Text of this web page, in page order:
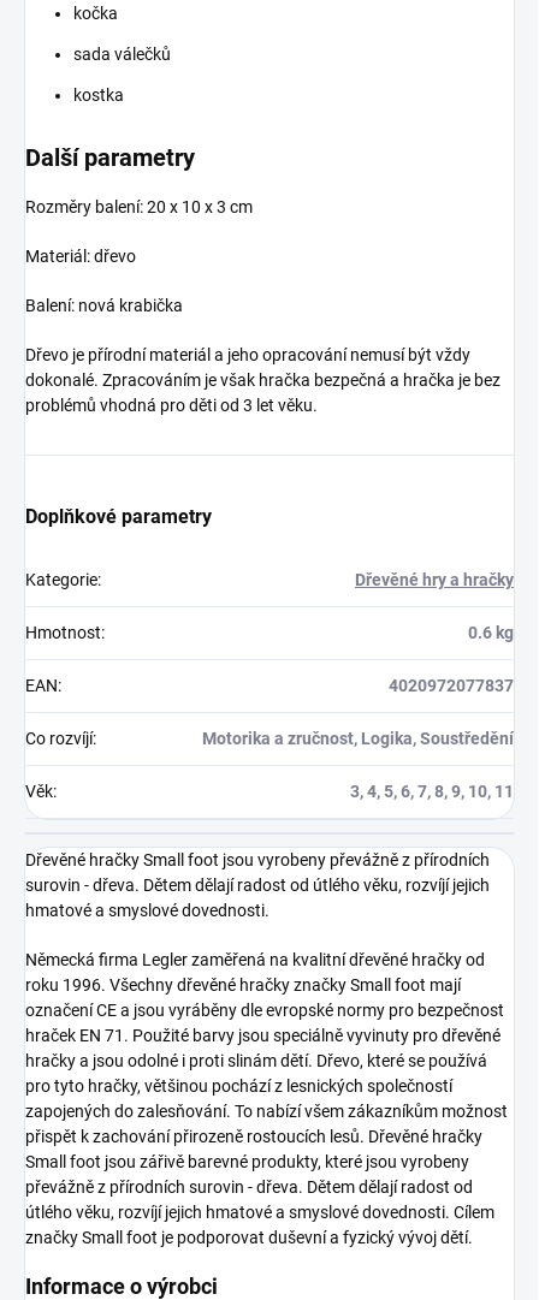
kočka
sada válečků
kostka
Další parametry
Rozměry balení: 20 x 10 x 3 cm
Materiál: dřevo
Balení: nová krabička
Dřevo je přírodní materiál a jeho opracování nemusí být vždy
dokonalé. Zpracováním je však hračka bezpečná a hračka je bez
problémů vhodná pro děti od 3 let věku.
Doplňkové parametry
Kategorie: Dřevěné hry a hračky
Hmotnost: 0.6 kg
EAN: 4020972077837
Co rozvíjí: Motorika a zručnost, Logika, Soustředění
Věk: 3, 4, 5, 6, 7, 8, 9, 10, 11
Dřevěné hračky Small foot jsou vyrobeny převážně z přírodních
surovin - dřeva. Dětem dělají radost od útlého věku, rozvíjí jejich
hmatové a smyslové dovednosti.
Německá firma Legler zaměřená na kvalitní dřevěné hračky od
roku 1996. Všechny dřevěné hračky značky Small foot mají
označení CE a jsou vyráběny dle evropské normy pro bezpečnost
hraček EN 71. Použité barvy jsou speciálně vyvinuty pro dřevěné
hračky a jsou odolné i proti slinám dětí. Dřevo, které se používá
pro tyto hračky, většinou pochází z lesnických společností
zapojených do zalesňování. To nabízí všem zákazníkům možnost
přispět k zachování přirozeně rostoucích lesů. Dřevěné hračky
Small foot jsou zářivě barevné produkty, které jsou vyrobeny
převážně z přírodních surovin - dřeva. Dětem dělají radost od
útlého věku, rozvíjí jejich hmatové a smyslové dovednosti. Cílem
značky Small foot je podporovat duševní a fyzický vývoj dětí.
Informace o výrobci